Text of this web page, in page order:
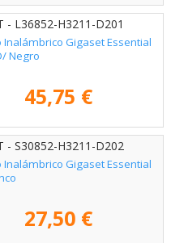
- L36852-H3211-D201
Inalámbrico Gigaset Essential
Negro
45,75 €
- S30852-H3211-D202
Inalámbrico Gigaset Essential
27,50 €